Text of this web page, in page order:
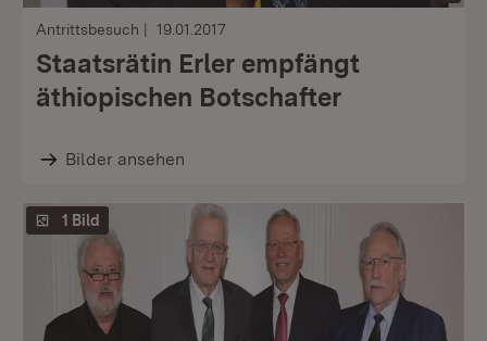
Antrittsbesuch 19.01.2017
Staatsrätin Erler empfängt
äthiopischen Botschafter
Bilder ansehen
1 Bild